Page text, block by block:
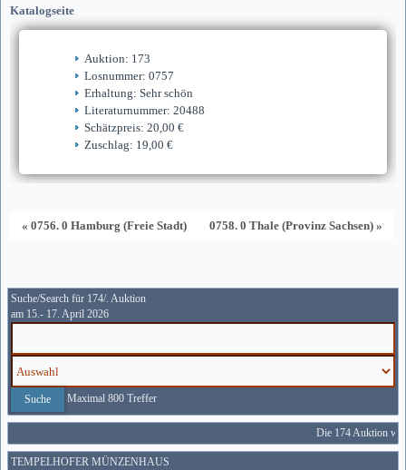
Katalogseite
Auktion: 173
Losnummer: 0757
Erhaltung: Sehr schön
Literaturnummer: 20488
Schätzpreis: 20,00 €
Zuschlag: 19,00 €
« 0756. 0 Hamburg (Freie Stadt) 0758. 0 Thale (Provinz Sachsen) »
Suche/Search für 174/. Auktion
am 15.- 17. April 2026
Maximal 800 Treffer
Die 174 Auktion
TEMPELHOFER MÜNZENHAUS